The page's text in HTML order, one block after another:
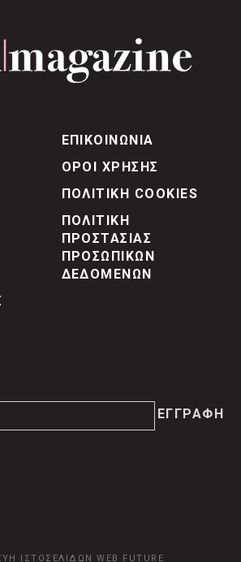
ΕΠΙΚΟΙΝΩΝΙΑ
ΟΡΟΙ ΧΡΗΣΗΣ
ΠΟΛΙΤΙΚΗ COOKIES
ΠΟΛΙΤΙΚΗ
ΠΡΟΣΤΑΣΙΑΣ
ΠΡΟΣΩΠΙΚΩΝ
ΔΕΔΟΜΕΝΩΝ
ΙΣΤΟΣΕΛΙΔΩΝ WEB FUTURE